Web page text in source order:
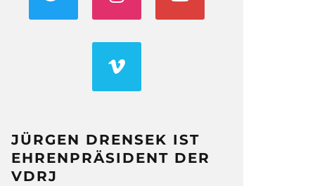
JÜRGEN DRENSEK IST
EHRENPRÄSIDENT DER
VDRJ